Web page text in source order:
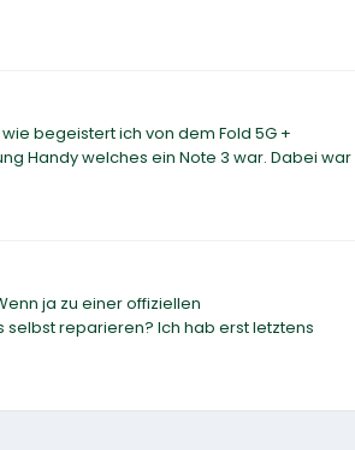
begeistert ich von dem Fold 5G +
Handy welches ein Note 3 war. Dabei war
ja zu einer offiziellen
reparieren? Ich hab erst letztens